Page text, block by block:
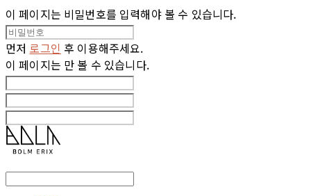
이 페이지는 비밀번호를 입력해야 볼 수 있습니다.
먼저 로그인 후 이용해주세요.
이 페이지는 만 볼 수 있습니다.